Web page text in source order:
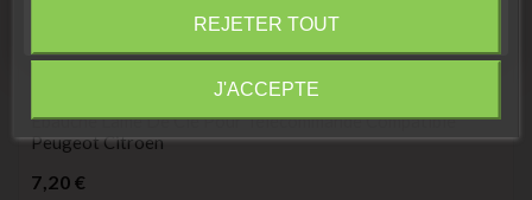
clé pour transpondeur, ébauche
Ébauche Lame De Clé Pour Télécommande Compatible
Peugeot Citroen
7,20 €
REJETER TOUT
J'ACCEPTE
Fermer
Information